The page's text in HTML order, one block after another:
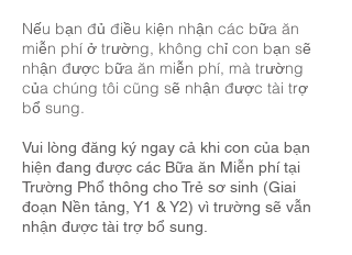
Nếu bạn đủ điều kiện nhận các bữa ăn
miễn phí ở trường, không chỉ con bạn sẽ
nhận được bữa ăn miễn phí, mà trường
của chúng tôi cũng sẽ nhận được tài trợ
bổ sung.
Vui lòng đăng ký ngay cả khi con của bạn
hiện đang được các Bữa ăn Miễn phí tại
Trường Phổ thông cho Trẻ sơ sinh (Giai
đoạn Nền tảng, Y1 & Y2) vì trường sẽ vẫn
nhận được tài trợ bổ sung.